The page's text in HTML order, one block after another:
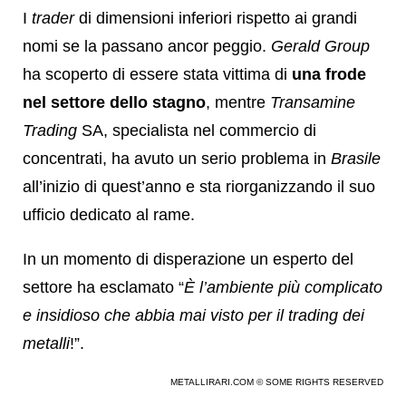
I traderdi dimensioni inferiori rispetto ai grandi
nomi se la passano ancor peggio. Gerald Group
ha scoperto di essere stata vittima di una frode
nel settore dello stagno, mentre Transamine
Trading SA, specialista nel commercio di
concentrati, ha avuto un serio problema in Brasile
all’inizio di quest’anno e sta riorganizzando il suo
ufficio dedicato al rame.
In un momento di disperazione un esperto del
settore ha esclamato “È l’ambiente più complicato
e insidioso che abbia mai visto per il trading dei
metalli!”.
METALLIRARI.COM © SOME RIGHTS RESERVED